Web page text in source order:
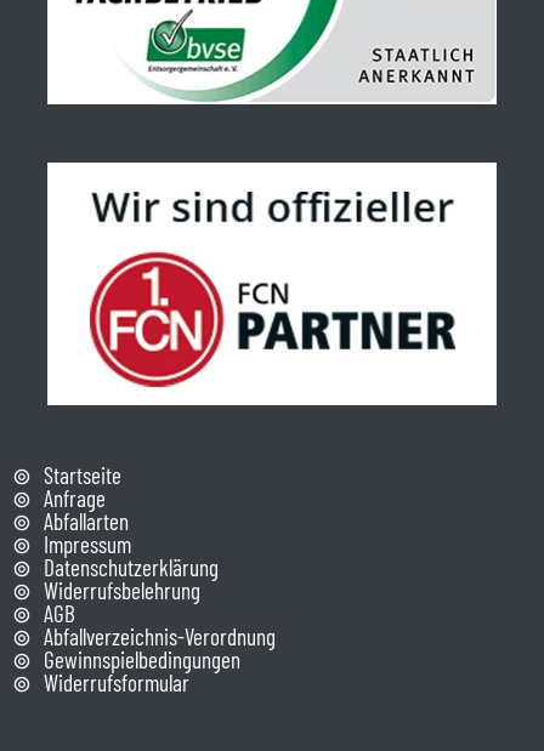
Startseite
Anfrage
Abfallarten
Impressum
Datenschutzerklärung
Widerrufsbelehrung
AGB
Abfallverzeichnis-Verordnung
Gewinnspielbedingungen
Widerrufsformular